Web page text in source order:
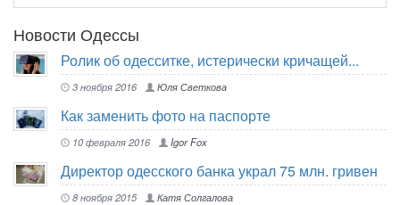
Новости Одессы
Ролик об одесситке, истерически кричащей...
3 ноября 2016 Юля Светкова
Как заменить фото на паспорте
10 февраля 2016 Igor Fox
Директор одесского банка украл 75 млн. гривен
8 ноября 2015 Катя Солгалова